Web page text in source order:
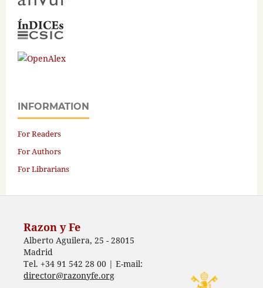
INFORMATION
For Readers
For Authors
For Librarians
Razon y Fe
Alberto Aguilera, 25 - 28015
Madrid
Tel. +34 91 542 28 00 | E-mail:
director@razonyfe.org